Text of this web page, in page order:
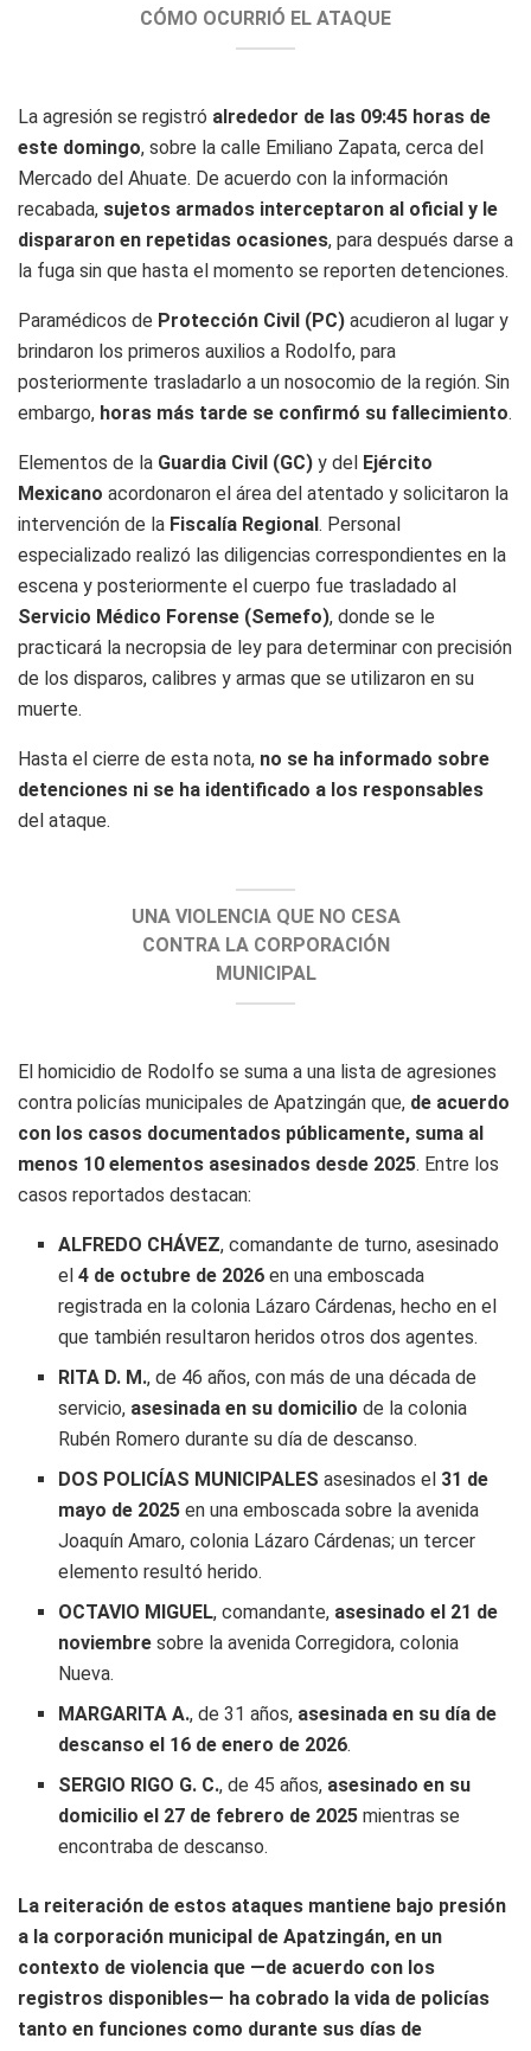
CÓMO OCURRIÓ EL ATAQUE
La agresión se registró alrededor de las 09:45 horas de
este domingo, sobre la calle Emiliano Zapata, cerca del
Mercado del Ahuate. De acuerdo con la información
recabada, sujetos armados interceptaron al oficial y le
dispararon en repetidas ocasiones, para después darse a
la fuga sin que hasta el momento se reporten detenciones.
Paramédicos de Protección Civil (PC) acudieron al lugar y
brindaron los primeros auxilios a Rodolfo, para
posteriormente trasladarlo a un nosocomio de la región. Sin
embargo, horas más tarde se confirmó su fallecimiento.
Elementos de la Guardia Civil (GC) y del Ejército
Mexicano acordonaron el área del atentado y solicitaron la
intervención de la Fiscalía Regional. Personal
especializado realizó las diligencias correspondientes en la
escena y posteriormente el cuerpo fue trasladado al
Servicio Médico Forense (Semefo), donde se le
practicará la necropsia de ley para determinar con precisión
de los disparos, calibres y armas que se utilizaron en su
muerte.
Hasta el cierre de esta nota, no se ha informado sobre
detenciones ni se ha identificado a los responsables
del ataque.
UNA VIOLENCIA QUE NO CESA
CONTRA LA CORPORACIÓN
MUNICIPAL
El homicidio de Rodolfo se suma a una lista de agresiones
contra policías municipales de Apatzingán que, de acuerdo
con los casos documentados públicamente, suma al
menos 10 elementos asesinados desde 2025. Entre los
casos reportados destacan:
ALFREDO CHÁVEZ, comandante de turno, asesinado
el4 de octubre de 2026 en una emboscada
registrada en la colonia Lázaro Cárdenas, hecho en el
que también resultaron heridos otros dos agentes.
RITA D. M., de 46 años, con más de una década de
servicio, asesinada en su domicilio de la colonia
Rubén Romero durante su día de descanso.
DOS POLICÍAS MUNICIPALES asesinados el 31 de
mayo de 2025 en una emboscada sobre la avenida
Joaquín Amaro, colonia Lázaro Cárdenas; un tercer
elemento resultó herido.
OCTAVIO MIGUEL, comandante, asesinado el 21 de
noviembre sobre la avenida Corregidora, colonia
Nueva.
MARGARITA A., de 31 años, asesinada en su día de
descanso el 16 de enero de 2026.
SERGIO RIGO G. C., de 45 años, asesinado en su
domicilio el 27 de febrero de 2025 mientras se
encontraba de descanso.
La reiteración de estos ataques mantiene bajo presión
a la corporación municipal de Apatzingán, en un
contexto de violencia que —de acuerdo con los
registros disponibles— ha cobrado la vida de policías
tanto en funciones como durante sus días de